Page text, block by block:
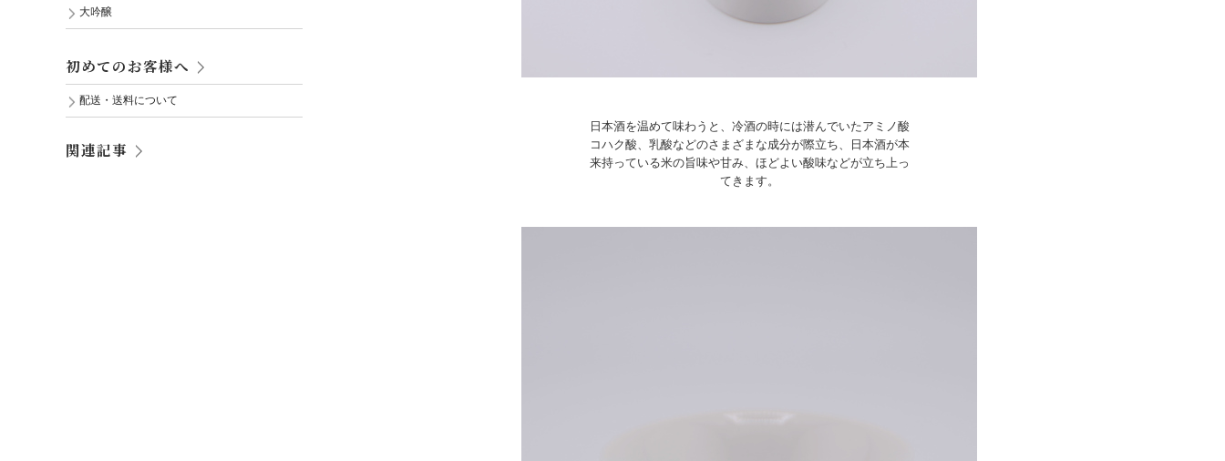
日本酒を温めて味わうと、冷酒の時には潜んでいたアミノ酸
コハク酸、乳酸などのさまざまな成分が際立ち、日本酒が本
来持っている米の旨味や甘み、ほどよい酸味などが立ち上っ
てきます。
大吟醸
初めてのお客様へ
配送・送料について
関連記事